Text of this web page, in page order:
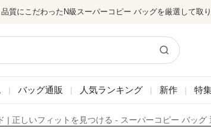
質にこだわったN級スーパーコピー バッグを厳選して取り
| バッグ通販 | 人気ランキング | 新作 | 特
| 正しいフィットを見つける - スーパーコピー バッグ